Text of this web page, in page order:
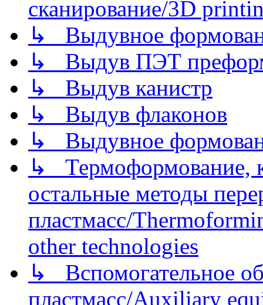
сканирование/3D
↳ Выдувное
↳ Выдув ПЭТ
↳ Выдув канистр
↳ Выдув флаконов
↳ Выдувное
↳ Термоформование,
остальные методы
пластмасс/
other technologies
↳ Вспомогательное
пластмасс/Auxiliary